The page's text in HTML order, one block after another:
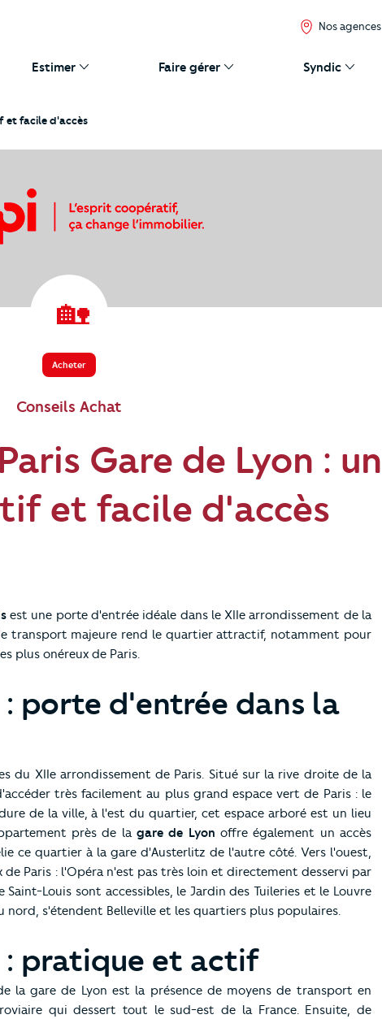
Nos agences
Estimer Faire gérer Syndic
et facile d'accès
️ 🏡
Acheter
Conseils Achat
Gare de Lyon : un
et facile d'accès
est une porte d'entrée idéale dans le XIIe arrondissement de la
transport majeure rend le quartier attractif, notamment pour
plus onéreux de Paris.
: porte d'entrée dans la
du XIIe arrondissement de Paris. Situé sur la rive droite de la
très facilement au plus grand espace vert de Paris : le
de la ville, à l'est du quartier, cet espace arboré est un lieu
près de la gare de Lyon offre également un accès
ce quartier à la gare d'Austerlitz de l'autre côté. Vers l'ouest,
Paris : l'Opéra n'est pas très loin et directement desservi par
Louis sont accessibles, le Jardin des Tuileries et le Louvre
nord, s'étendent Belleville et les quartiers plus populaires.
: pratique et actif
la gare de Lyon est la présence de moyens de transport en
qui dessert tout le sud-est de la France. Ensuite, de